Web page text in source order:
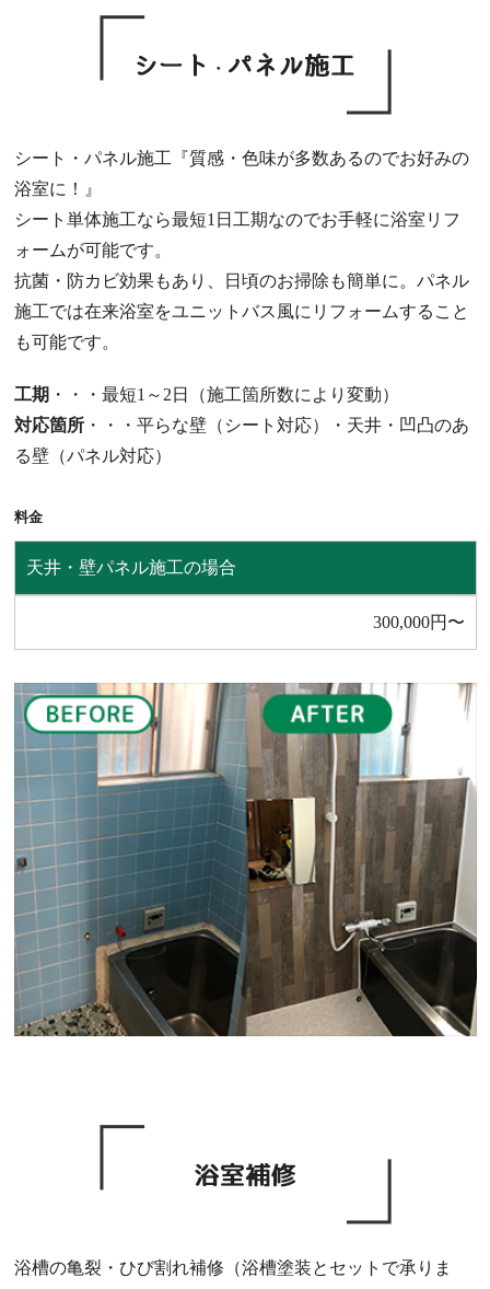
シート・パネル施工『質感・色味が多数あるのでお好みの
浴室に！』
シート単体施工なら最短1日工期なのでお手軽に浴室リフ
ォームが可能です。
抗菌・防カビ効果もあり、日頃のお掃除も簡単に。パネル
施工では在来浴室をユニットバス風にリフォームすること
も可能です。
工期 ・・・最短1～2日（施工箇所数により変動）
対応箇所・・・平らな壁（シート対応）・天井・凹凸のあ
る壁（パネル対応）
料⾦
天井・壁パネル施工の場合
300,000円〜
浴槽の亀裂・ひび割れ補修（浴槽塗装とセットで承りま